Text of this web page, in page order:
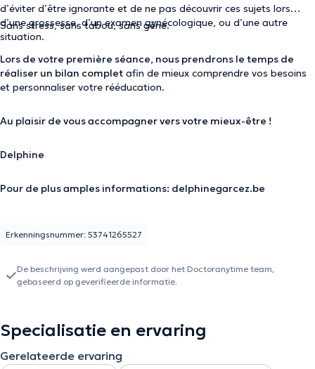
d’éviter d’être ignorante et de ne pas découvrir ces sujets lors
d’une grossesse, d’un examen gynécologique, ou d’une autre
situation.
Sans stress, sans tabou, sans gêne.
Lors de votre première séance, nous prendrons le temps de
réaliser un bilan complet afin de mieux comprendre vos besoins
et personnaliser votre rééducation.
Au plaisir de vous accompagner vers votre mieux-être !
Delphine
Pour de plus amples informations: delphinegarcez.be
Erkenningsnummer: 53741265527
De beschrijving werd aangepast door het Doctoranytime team,
gebaseerd op geverifieerde informatie.
Specialisatie en ervaring
Gerelateerde ervaring